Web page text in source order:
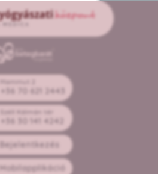
Mammut 2
+36 70 621 2443
Széll Kálmán tér
+36 30 141 4242
Bejelentkezés
Mobilapplikáció